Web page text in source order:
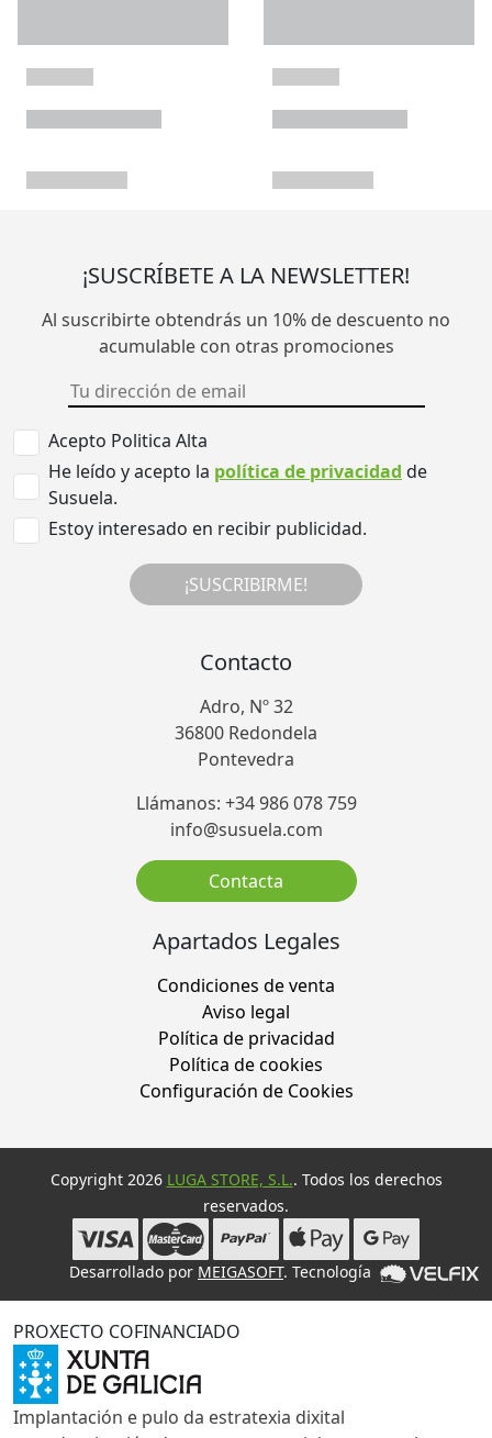
¡SUSCRÍBETE A LA NEWSLETTER!
Al suscribirte obtendrás un 10% de descuento no
acumulable con otras promociones
Acepto Politica Alta
He leído y acepto la política de privacidad de
Susuela.
Estoy interesado en recibir publicidad.
¡SUSCRIBIRME!
Contacto
Adro, Nº 32
36800 Redondela
Pontevedra
Llámanos: +34 986 078 759
info@susuela.com
Contacta
Apartados Legales
Condiciones de venta
Aviso legal
Política de privacidad
Política de cookies
Configuración de Cookies
Copyright 2026 LUGA STORE, S.L.. Todos los derechos
reservados.
Desarrollado por MEIGASOFT. Tecnología
PROXECTO COFINANCIADO
Implantación e pulo da estratexia dixital